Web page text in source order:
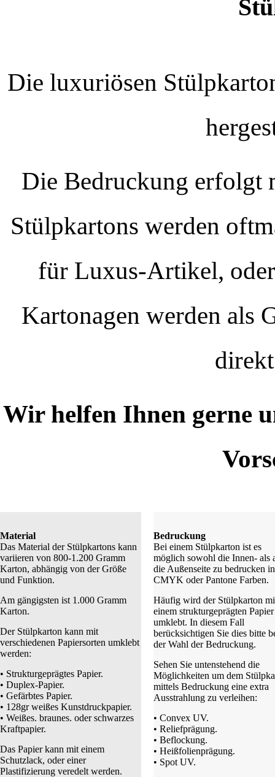
Die luxuriösen
Die Bedruckung erfolgt
Stülpkartons werden
für Luxus-Artikel,
Kartonagen werden als
Wir helfen Ihnen gerne
Material
Das Material der Stülpkartons kann
variieren von 800-1.200 Gramm
Karton, abhängig von der Größe
und Funktion.
Am gängigsten ist 1.000 Gramm
Karton.
Der Stülpkarton kann mit
verschiedenen Papiersorten umklebt
werden:
• Strukturgeprägtes Papier.
• Duplex-Papier.
• Gefärbtes Papier.
• 128gr weißes Kunstdruckpapier.
• Weißes. braunes. oder schwarzes
Kraftpapier.
Das Papier kann mit einem
Schutzlack, oder einer
Plastifizierung veredelt werden.
Bedruckung
Bei einem Stülpkarton ist es
möglich sowohl die Innen- als
die Außenseite zu bedrucken in
CMYK oder Pantone Farben.
Häufig wird der Stülpkarton
einem strukturgeprägten Papier
umklebt. In diesem Fall
berücksichtigen Sie dies bitte
der Wahl der Bedruckung.
Sehen Sie untenstehend die
Möglichkeiten um dem
mittels Bedruckung eine extra
Ausstrahlung zu verleihen:
• Convex UV.
• Reliefprägung.
• Beflockung.
• Heißfolienprägung.
• Spot UV.